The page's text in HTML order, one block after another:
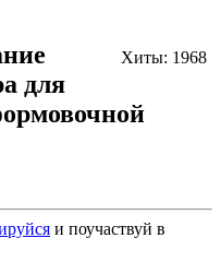
Хиты: 1968
для
и поучаствуй в